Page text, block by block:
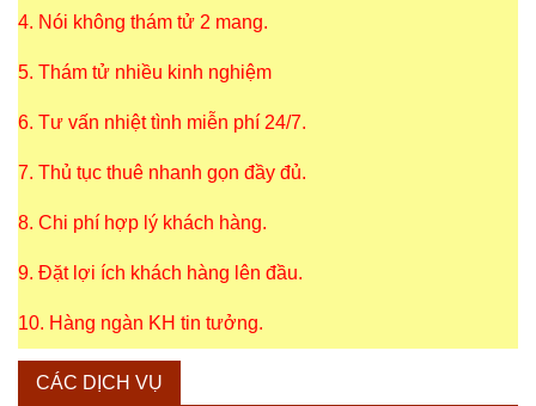
4. Nói không thám tử 2 mang.
5. Thám tử nhiều kinh nghiệm
6. Tư vấn nhiệt tình miễn phí 24/7.
7. Thủ tục thuê nhanh gọn đầy đủ.
8. Chi phí hợp lý khách hàng.
9. Đặt lợi ích khách hàng lên đầu.
10. Hàng ngàn KH tin tưởng.
CÁC DỊCH VỤ